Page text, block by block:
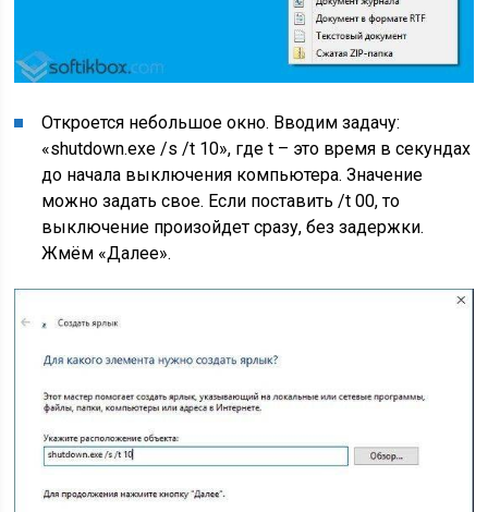
Откроется небольшое окно. Вводим задачу:
«shutdown.exe /s /t 10», где t – это время в секундах
до начала выключения компьютера. Значение
можно задать свое. Если поставить /t 00, то
выключение произойдет сразу, без задержки.
Жмём «Далее».